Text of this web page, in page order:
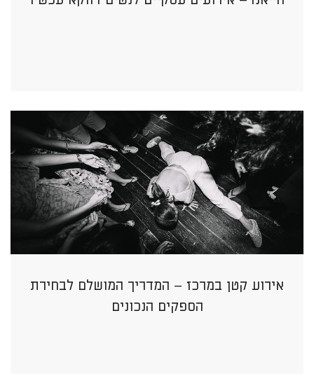
אירוע קטן במרכז – המדריך המושלם לבחירת
הספקים הנכונים